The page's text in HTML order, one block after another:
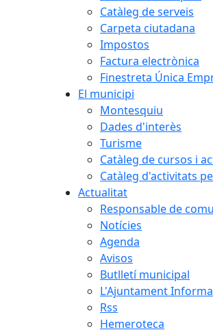
Catàleg de serveis
Carpeta ciutadana
Impostos
Factura electrònica
Finestreta Única
El municipi
Montesquiu
Dades d'interès
Turisme
Catàleg de cursos i
Catàleg d'activitats
Actualitat
Responsable de
Notícies
Agenda
Avisos
Butlletí municipal
L'Ajuntament Informa
Rss
Hemeroteca